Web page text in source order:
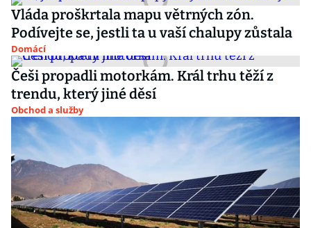
Vláda proškrtala mapu větrných zón.
Podívejte se, jestli ta u vaší chalupy zůstala
Domácí
Češi propadli motorkám. Král trhu těží z
trendu, který jiné děsí
Obchod a služby